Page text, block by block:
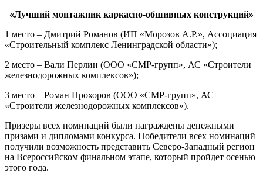
«Лучший монтажник каркасно-обшивных конструкций»
1 место – Дмитрий Романов (ИП «Морозов А.Р.», Ассоциация
«Строительный комплекс Ленинградской области»);
2 место – Вали Перлин (ООО «СМР-групп», АС «Строители
железнодорожных комплексов»);
3 место – Роман Прохоров (ООО «СМР-групп», АС
«Строители железнодорожных комплексов»).
Призеры всех номинаций были награждены денежными
призами и дипломами конкурса. Победители всех номинаций
получили возможность представить Северо-Западный регион
на Всероссийском финальном этапе, который пройдет осенью
этого года.